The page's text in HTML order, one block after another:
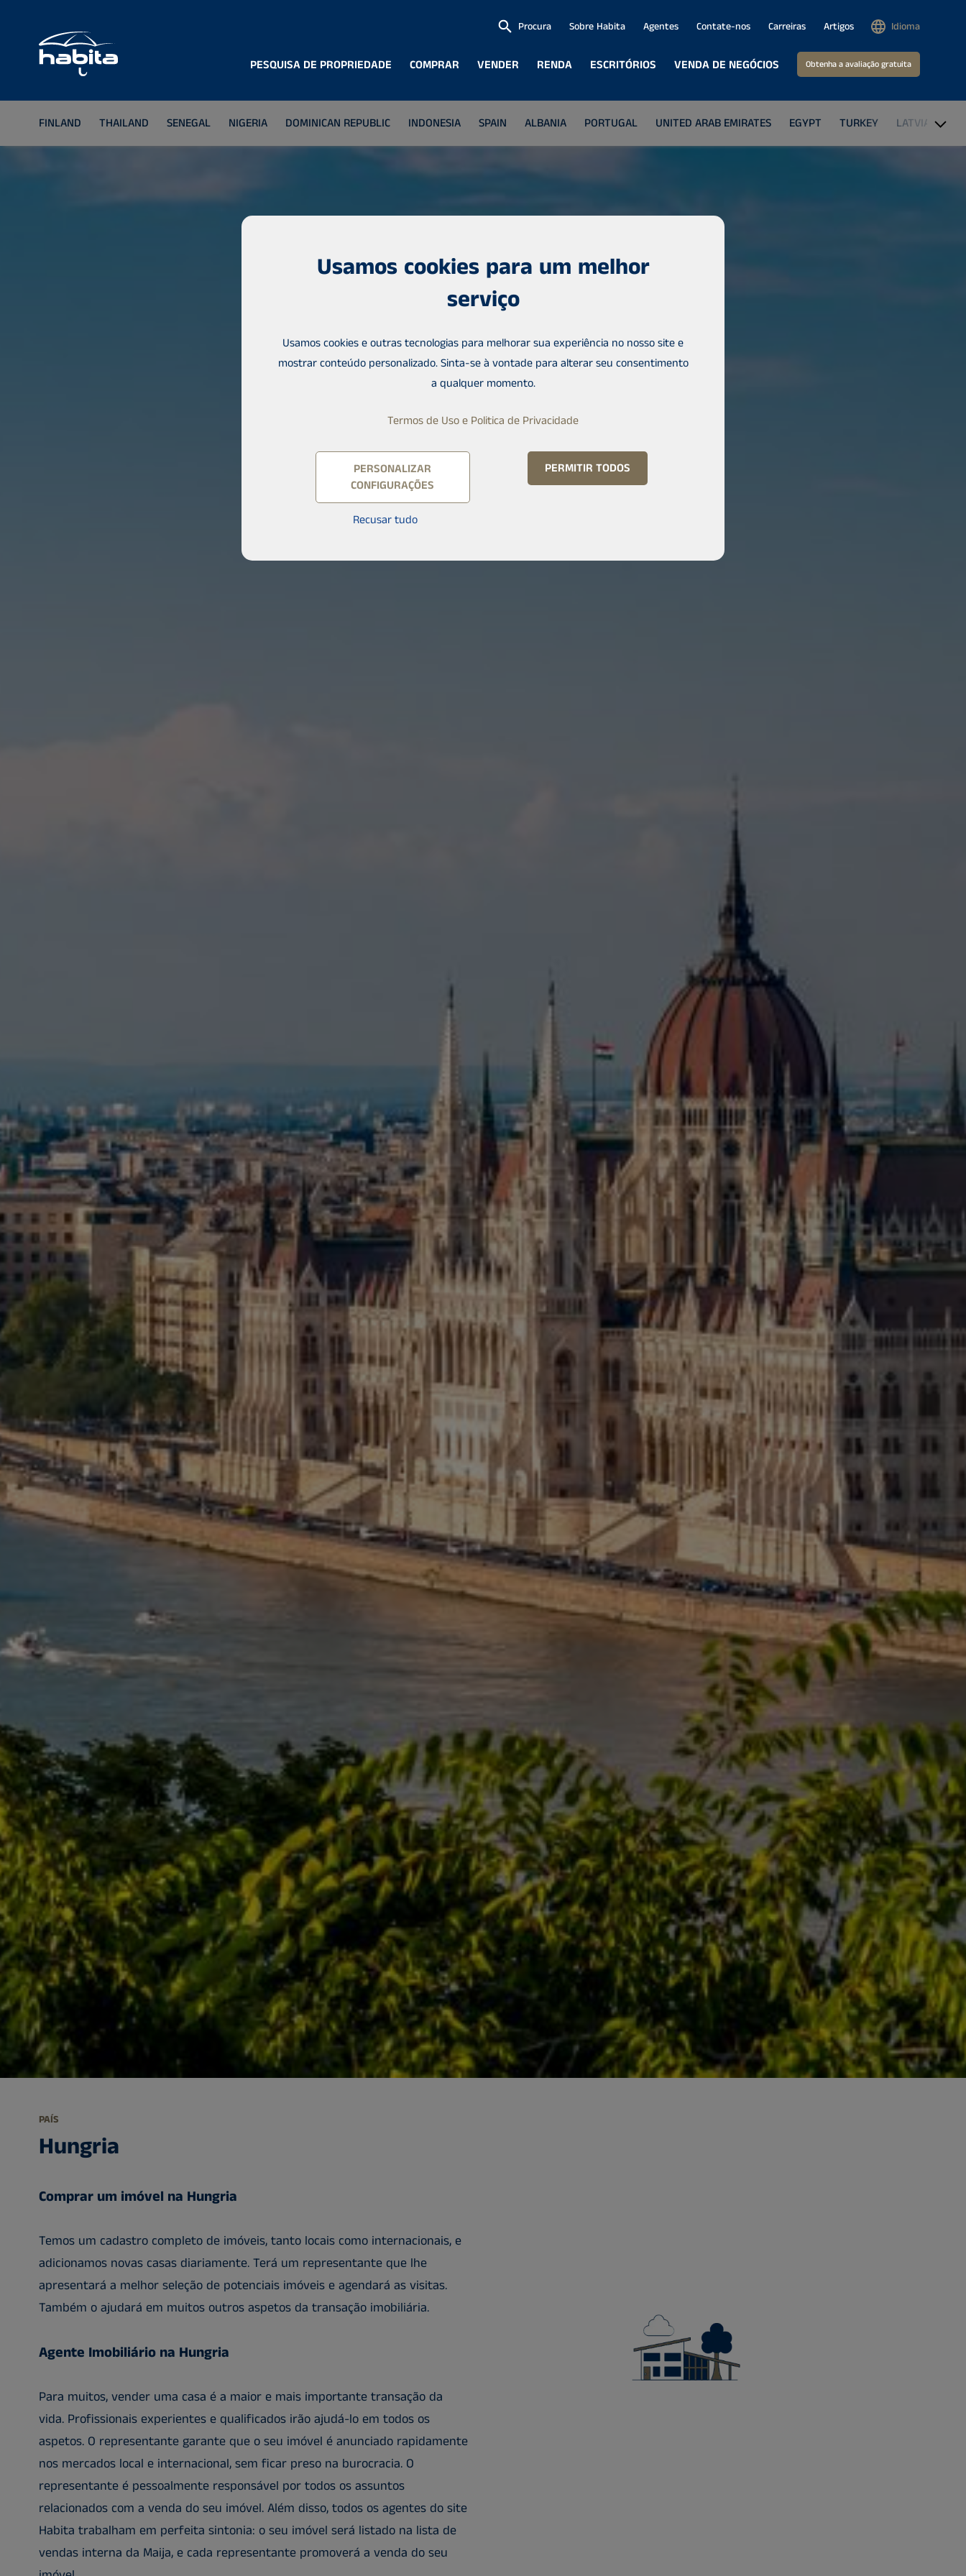
PESQUISA DE PROPRIEDADE COMPRAR VENDER RENDA ESCRITÓRIOS VENDA DE NEGÓCIOS Obtenha a avaliação gratuita
Procura Sobre Habita Agentes Contate-nos Carreiras Artigos Idioma
FINLAND THAILAND SENEGAL NIGERIA DOMINICAN REPUBLIC INDONESIA SPAIN ALBANIA PORTUGAL UNITED ARAB EMIRATES EGYPT TURKEY LATVIA
PAÍS
Hungria
Comprar um imóvel na Hungria
Temos um cadastro completo de imóveis, tanto locais como internacionais, e
adicionamos novas casas diariamente. Terá um representante que lhe
apresentará a melhor seleção de potenciais imóveis e agendará as visitas.
Também o ajudará em muitos outros aspetos da transação imobiliária.
Agente Imobiliário na Hungria
Para muitos, vender uma casa é a maior e mais importante transação da
vida. Profissionais experientes e qualificados irão ajudá-lo em todos os
aspetos. O representante garante que o seu imóvel é anunciado rapidamente
nos mercados local e internacional, sem ficar preso na burocracia. O
representante é pessoalmente responsável por todos os assuntos
relacionados com a venda do seu imóvel. Além disso, todos os agentes do site
Habita trabalham em perfeita sintonia: o seu imóvel será listado na lista de
vendas interna da Maija, e cada representante promoverá a venda do seu
Usamos cookies para um melhor
serviço
Usamos cookies e outras tecnologias para melhorar sua experiência no nosso site e
mostrar conteúdo personalizado. Sinta-se à vontade para alterar seu consentimento
a qualquer momento.
Termos de Uso e Politica de Privacidade
PERSONALIZAR
CONFIGURAÇÕES
Recusar tudo
PERMITIR TODOS